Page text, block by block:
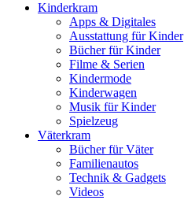
Kinderkram
Apps & Digitales
Ausstattung für Kinder
Bücher für Kinder
Filme & Serien
Kindermode
Kinderwagen
Musik für Kinder
Spielzeug
Väterkram
Bücher für Väter
Familienautos
Technik & Gadgets
Videos